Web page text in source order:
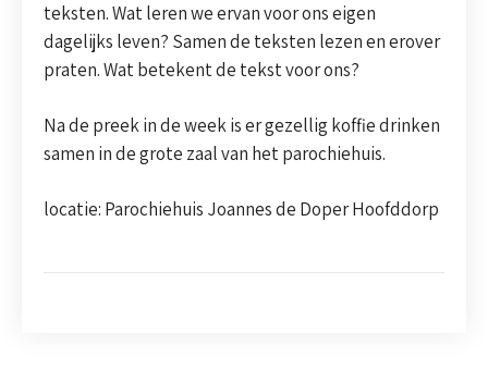
teksten. Wat leren we ervan voor ons eigen
dagelijks leven? Samen de teksten lezen en erover
praten. Wat betekent de tekst voor ons?
Na de preek in de week is er gezellig koffie drinken
samen in de grote zaal van het parochiehuis.
locatie: Parochiehuis Joannes de Doper Hoofddorp